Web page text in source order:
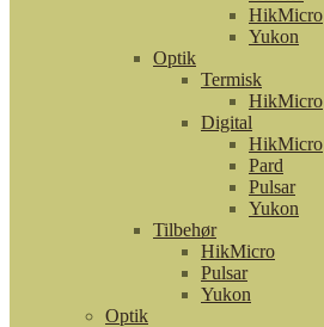
HikMicro
Yukon
Optik
Termisk
HikMicro
Digital
HikMicro
Pard
Pulsar
Yukon
Tilbehør
HikMicro
Pulsar
Yukon
Optik